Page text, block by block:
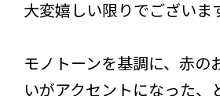
大変嬉しい限りでござい
モノトーンを基調に、赤の
いがアクセントになった、